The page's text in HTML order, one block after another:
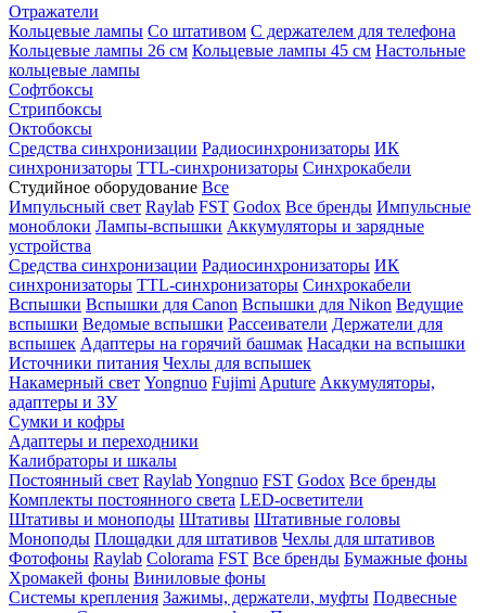
Отражатели
Кольцевые лампы Со штативом С держателем для телефона
Кольцевые лампы 26 см Кольцевые лампы 45 см Настольные
кольцевые лампы
Софтбоксы
Стрипбоксы
Октобоксы
Средства синхронизации Радиосинхронизаторы ИК
синхронизаторы TTL-синхронизаторы Синхрокабели
Студийное оборудование Все
Импульсный свет Raylab FST Godox Все бренды Импульсные
моноблоки Лампы-вспышки Аккумуляторы и зарядные
устройства
Средства синхронизации Радиосинхронизаторы ИК
синхронизаторы TTL-синхронизаторы Синхрокабели
Вспышки Вспышки для Canon Вспышки для Nikon Ведущие
вспышки Ведомые вспышки Рассеиватели Держатели для
вспышек Адаптеры на горячий башмак Насадки на вспышки
Источники питания Чехлы для вспышек
Накамерный свет Yongnuo Fujimi Aputure Аккумуляторы,
адаптеры и ЗУ
Сумки и кофры
Адаптеры и переходники
Калибраторы и шкалы
Постоянный свет RaylabYongnuo FST Godox Все бренды
Комплекты постоянного света LED-осветители
Штативы и моноподы Штативы Штативные головы
Моноподы Площадки для штативов Чехлы для штативов
Фотофоны Raylab Colorama FST Все бренды Бумажные фоны
Хромакей фоны Виниловые фоны
Системы крепления Зажимы, держатели, муфты Подвесные